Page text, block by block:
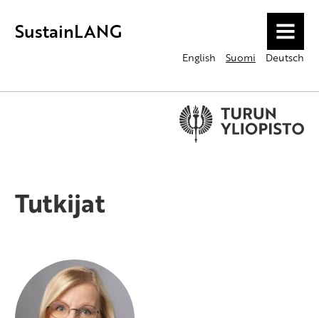
SustainLANG MENU
English Suomi Deutsch
Tutkijat